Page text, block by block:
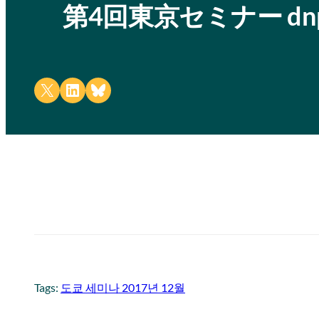
第4回東京セミナー
Share on X Share on LinkedIn
Share on Bluesky
Tags: 도쿄 세미나 2017년 12월